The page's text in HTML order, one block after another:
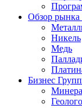
Обзор рынка
Никель
Медь
Бизнес